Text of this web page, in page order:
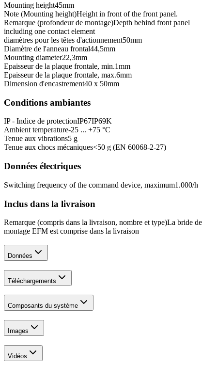
Mounting height45mm
Note (Mounting height)Height in front of the front panel.
Remarque (profondeur de montage)Depth behind front panel
including one contact element
diamètres pour les têtes d'actionnement50mm
Diamètre de l'anneau frontal44,5mm
Mounting diameter22,3mm
Epaisseur de la plaque frontale, min.1mm
Epaisseur de la plaque frontale, max.6mm
Dimension d'encastrement40 x 50mm
Conditions ambiantes
IP - Indice de protectionIP67IP69K
Ambient temperature-25 ... +75 °C
Tenue aux vibrations5 g
Tenue aux chocs mécaniques<50 g (EN 60068-2-27)
Données électriques
Switching frequency of the command device, maximum1.000/h
Inclus dans la livraison
Remarque (compris dans la livraison, nombre et type)La bride de
montage EFM est comprise dans la livraison
Données
Téléchargements
Composants du système
Images
Vidéos